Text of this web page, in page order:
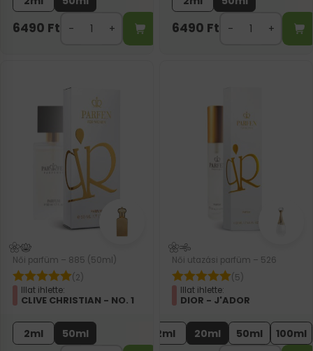
6490 Ft 6490 Ft
Női parfüm – 885 (50ml)
(2)
Illat ihlette:
CLIVE CHRISTIAN - NO. 1
2ml 50ml
Női utazási parfüm – 526
(5)
Illat ihlette:
DIOR - J'ADOR
2ml 20ml 50ml 100ml